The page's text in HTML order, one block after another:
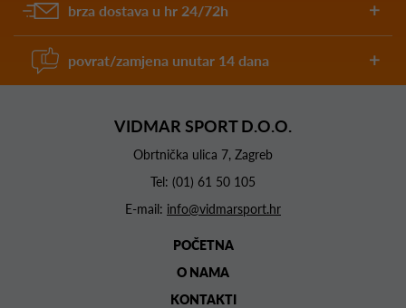
brza dostava u hr 24/72h
povrat/zamjena unutar 14 dana
VIDMAR SPORT D.O.O.
Obrtnička ulica 7, Zagreb
Tel: (01) 61 50 105
E-mail: info@vidmarsport.hr
POČETNA
O NAMA
KONTAKTI